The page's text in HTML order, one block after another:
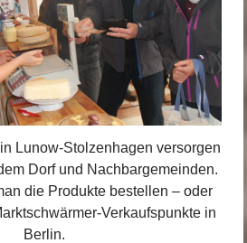
Lunow-Stolzenhagen versorgen
Dorf und Nachbargemeinden.
die Produkte bestellen – oder
Verkaufspunkte in
Berlin.